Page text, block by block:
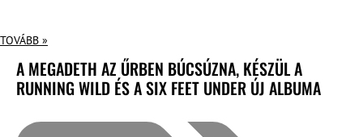
TOVÁBB »
A MEGADETH AZ ŰRBEN BÚCSÚZNA, KÉSZÜL A
RUNNING WILD ÉS A SIX FEET UNDER ÚJ ALBUMA